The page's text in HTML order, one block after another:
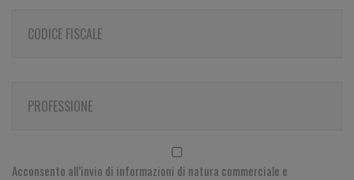
CODICE FISCALE
PROFESSIONE
Acconsento all’invio di informazioni di natura commerciale e